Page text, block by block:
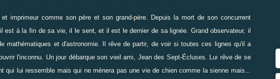
imprimeur comme son père et son grand-père. Depuis la mort de son concurrent
est à la fin de sa vie, il le sent, et il est le dernier de sa lignée. Grand observateur, il
mathématiques et d'astronomie. Il rêve de partir, de voir si toutes ces lignes qu'il a
l'inconnu. Un jour débarque son vieil ami, Jean des Sept-Écluses. Lui rêve de se
qui lui ressemble mais qui ne mènera pas une vie de chien comme la sienne mais...